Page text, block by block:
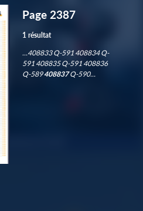
Page 2387
1 résultat
…408833 Q-591 408834 Q-
591 408835 Q-591 408836
Q-589408837Q-590…